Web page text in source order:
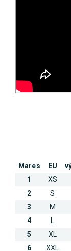
Mares
EU
1
XS
2
S
3
M
4
L
5
XL
6
XXL